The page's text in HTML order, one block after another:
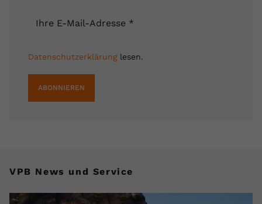
Ihre E-Mail-Adresse *
Datenschutzerklärunglesen.
ABONNIEREN
VPB News und Service
Name yt.innertube::requests
Dieser von YouTube gesetzte Cookie